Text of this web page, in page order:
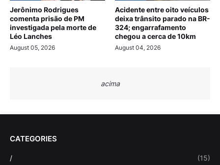
Jerônimo Rodrigues
comenta prisão de PM
investigada pela morte de
Léo Lanches
August 05, 2026
Acidente entre oito veículos
deixa trânsito parado na BR-
324; engarrafamento
chegou a cerca de 10km
August 04, 2026
acima
CATEGORIES
/ (15)